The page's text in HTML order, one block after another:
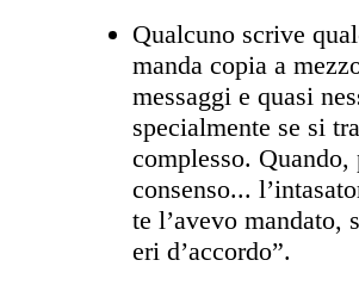
Qualcuno scrive
manda copia a
messaggi e quasi
specialmente se si
complesso.
consenso...
te l’avevo mandato,
eri d’accordo”.